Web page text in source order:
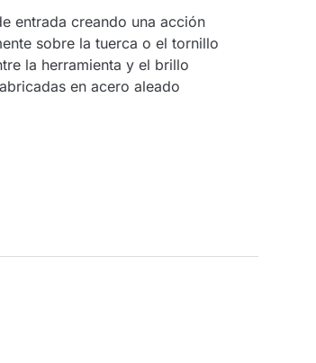
entrada creando una acción
sobre la tuerca o el tornillo
la herramienta y el brillo
en acero aleado